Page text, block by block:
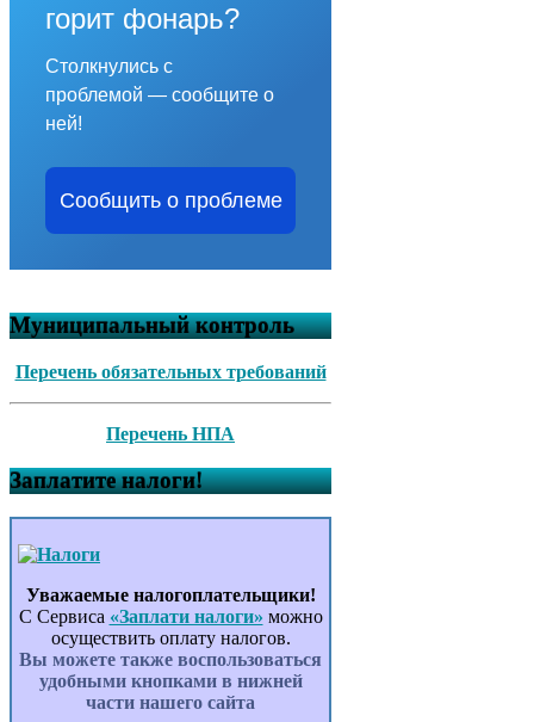
горит фонарь?
Столкнулись с
проблемой — сообщите о
ней!
Сообщить о проблеме
Муниципальный контроль
Перечень обязательных требований
Перечень НПА
Заплатите налоги!
Уважаемые налогоплательщики!
С Сервиса «Заплати налоги» можно
осуществить оплату налогов.
Вы можете также воспользоваться
удобными кнопками в нижней
части нашего сайта